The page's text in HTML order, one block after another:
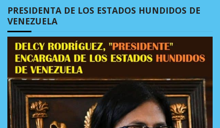
PRESIDENTA DE LOS ESTADOS HUNDIDOS DE
VENEZUELA